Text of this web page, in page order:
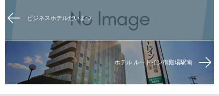
ビジネスホテルだいまつ
ホテル ルートイン御殿場駅南